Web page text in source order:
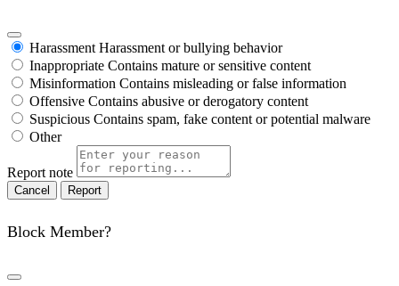
Harassment Harassment or bullying behavior
Inappropriate Contains mature or sensitive content
Misinformation Contains misleading or false information
Offensive Contains abusive or derogatory content
Suspicious Contains spam, fake content or potential malware
Other
Report note
Report
Block Member?